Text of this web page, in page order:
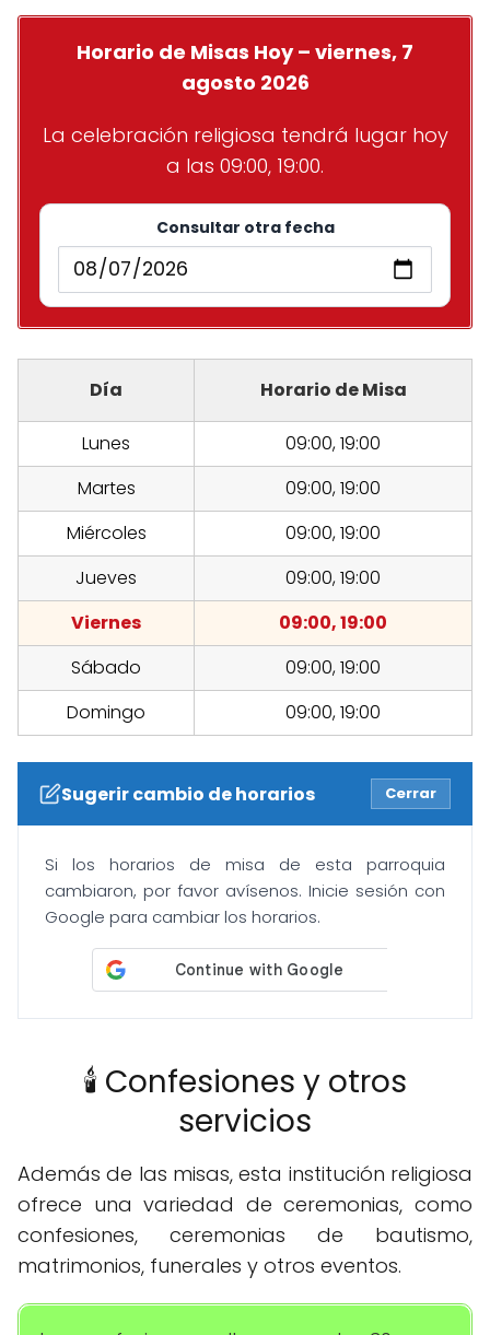
Horario de Misas Hoy – viernes, 7
agosto 2026
La celebración religiosa tendrá lugar hoy
a las 09:00, 19:00.
Consultar otra fecha
Día Horario de Misa
Lunes
09:00, 19:00
Martes
09:00, 19:00
Miércoles
09:00, 19:00
Jueves
09:00, 19:00
Viernes
09:00, 19:00
Sábado
09:00, 19:00
Domingo
09:00, 19:00
Sugerir cambio de horarios Cerrar
Si los horarios de misa de esta parroquia
cambiaron, por favor avísenos. Inicie sesión con
Google para cambiar los horarios.
🕯️ Confesiones y otros
servicios
Además de las misas, esta institución religiosa
ofrece una variedad de ceremonias, como
confesiones, ceremonias de bautismo,
matrimonios, funerales y otros eventos.